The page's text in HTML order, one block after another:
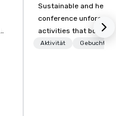
Sustainable and
conference
activities that boost
lower carbon
Aktivität Gebuchte